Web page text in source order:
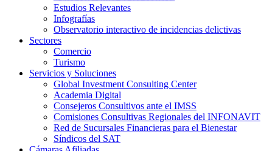
Estudios Relevantes
Infografías
Observatorio interactivo de incidencias delictivas
Sectores
Comercio
Turismo
Servicios y Soluciones
Global Investment Consulting Center
Academia Digital
Consejeros Consultivos ante el IMSS
Comisiones Consultivas Regionales del INFONAVIT
Red de Sucursales Financieras para el Bienestar
Síndicos del SAT